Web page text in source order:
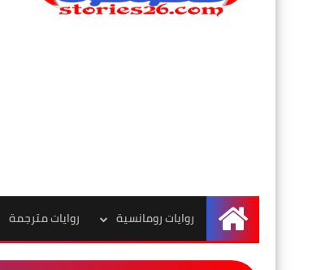
الرئيسية
روايات رومانسية روايات مترجمة